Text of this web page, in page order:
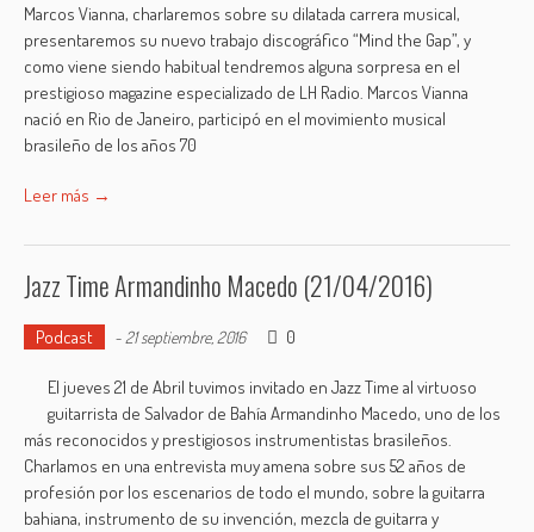
Marcos Vianna, charlaremos sobre su dilatada carrera musical,
presentaremos su nuevo trabajo discográfico “Mind the Gap”, y
como viene siendo habitual tendremos alguna sorpresa en el
prestigioso magazine especializado de LH Radio. Marcos Vianna
nació en Rio de Janeiro, participó en el movimiento musical
brasileño de los años 70
Leer más →
Jazz Time Armandinho Macedo (21/04/2016)
Podcast - 21 septiembre, 2016 0
El jueves 21 de Abril tuvimos invitado en Jazz Time al virtuoso
guitarrista de Salvador de Bahía Armandinho Macedo, uno de los
más reconocidos y prestigiosos instrumentistas brasileños.
Charlamos en una entrevista muy amena sobre sus 52 años de
profesión por los escenarios de todo el mundo, sobre la guitarra
bahiana, instrumento de su invención, mezcla de guitarra y